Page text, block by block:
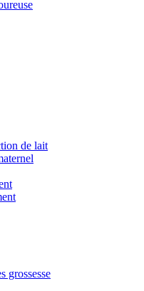
de lait
grossesse